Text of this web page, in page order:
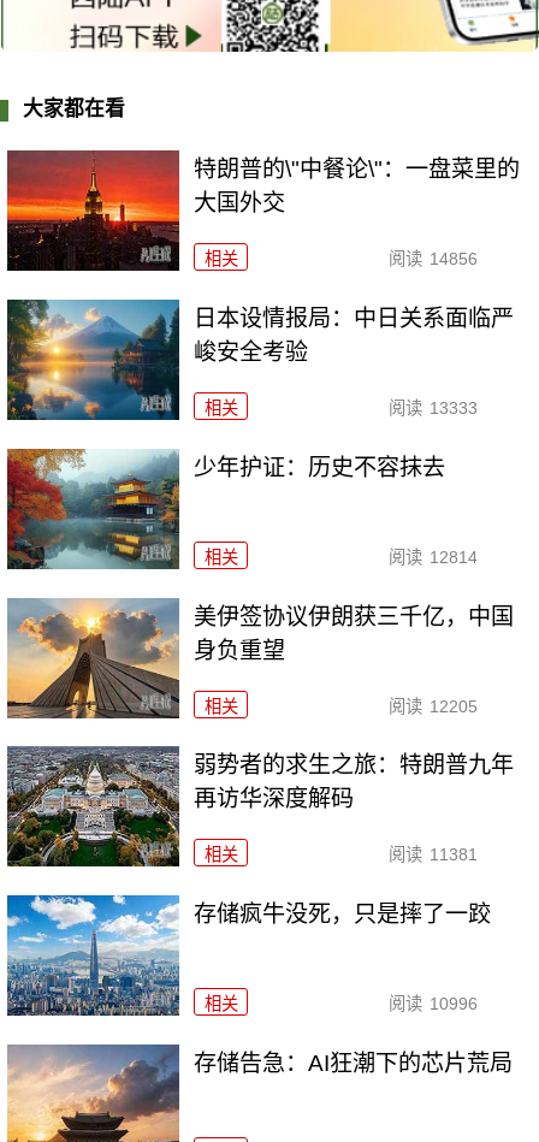
大家都在看
特朗普的\"中餐论\"：一盘菜里的
大国外交
相关 阅读 14856
日本设情报局：中日关系面临严
峻安全考验
相关 阅读 13333
少年护证：历史不容抹去
相关 阅读 12814
美伊签协议伊朗获三千亿，中国
身负重望
相关 阅读 12205
弱势者的求生之旅：特朗普九年
再访华深度解码
相关 阅读 11381
存储疯牛没死，只是摔了一跤
相关 阅读 10996
存储告急：AI狂潮下的芯片荒局